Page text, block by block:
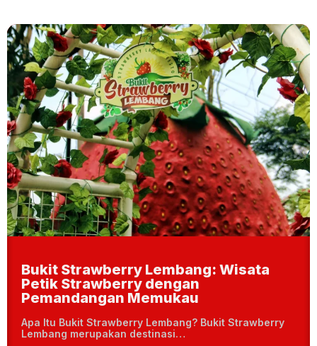
Bukit Strawberry Lembang: Wisata
Petik Strawberry dengan
Pemandangan Memukau
Apa Itu Bukit Strawberry Lembang? Bukit Strawberry
Lembang merupakan destinasi…